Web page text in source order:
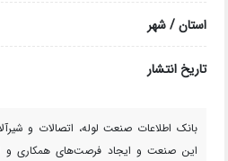
استان / شهر
تاریخ انتشار
بانک اطلاعات صنعت لوله، اتصالات و
این صنعت و ایجاد فرصت‌های همکاری و